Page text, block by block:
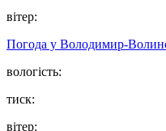
вітер:
Погода у Володимир-
вологість:
тиск:
вітер: